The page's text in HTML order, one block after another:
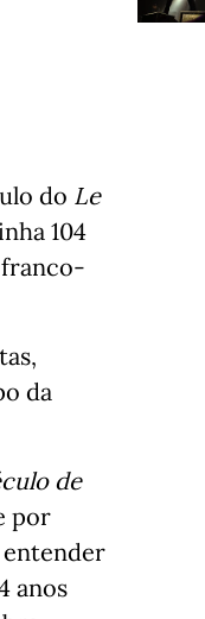
do Le
104
franco-
da
de
por
entender
anos